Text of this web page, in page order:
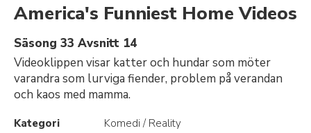
America's Funniest Home Videos
Säsong 33 Avsnitt 14
Videoklippen visar katter och hundar som möter
varandra som lurviga fiender, problem på verandan
och kaos med mamma.
Kategori
Komedi / Reality